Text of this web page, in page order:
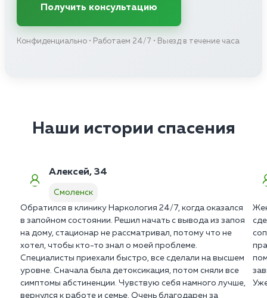
Получить консультацию
Конфиденциально • Работаем 24/7 • Выезд в течение часа
Наши истории спасения
Алексей, 34
Смоленск
Обратился в клинику Наркология 24/7, когда оказался
в запойном состоянии. Решил начать с вывода из запоя
на дому, стационар не рассматривал, потому что не
хотел, чтобы кто-то знал о моей проблеме.
Специалисты приехали быстро, все сделали на высшем
уровне. Сначала была детоксикация, потом сняли все
симптомы абстиненции. Чувствую себя намного лучше,
вернулся к работе и семье. Очень благодарен за